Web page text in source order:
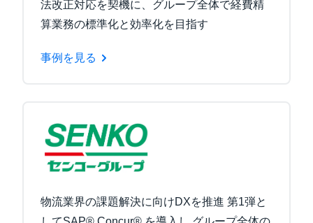
法改正対応を契機に、グループ全体で経費精
算業務の標準化と効率化を目指す
事例を見る
物流業界の課題解決に向けDXを推進 第1弾と